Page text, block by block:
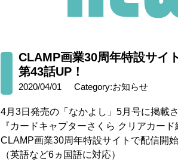
CLAMP画業30周年特設サイ
第43話UP！
2020/04/01 Category:お知らせ
4月3日発売の「なかよし」5月号に掲載
『カードキャプターさくら クリアカード
CLAMP画業30周年特設サイトで配信開始
（英語など6ヵ国語に対応）